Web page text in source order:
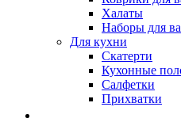
Халаты
Наборы для
Для кухни
Скатерти
Кухонные
Салфетки
Прихватки